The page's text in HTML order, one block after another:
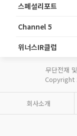
스페셜리포트
Channel 5
위너스IR클럽
무단전재
Copyright
회사소개